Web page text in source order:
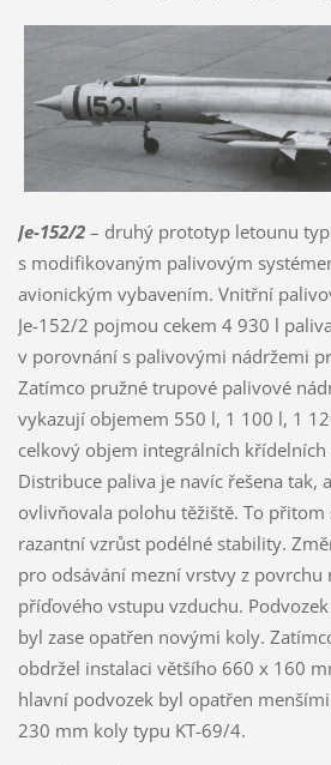
Je-152/2– druhý prototyp letounu
s modifikovaným palivovým
avionickým vybavením. Vnitřní
Je-152/2 pojmou cekem 4 930 l
v porovnání s palivovými nádržemi
Zatímco pružné trupové palivové
vykazují objemem 550 l, 1 100 l, 1
celkový objem integrálních
Distribuce paliva je navíc řešena tak,
ovlivňovala polohu těžiště. To
razantní vzrůst podélné stability.
pro odsávání mezní vrstvy z povrchu
příďového vstupu vzduchu.
byl zase opatřen novými koly.
obdržel instalaci většího 660 x 160
hlavní podvozek byl opatřen
230 mm koly typu KT-69/4.